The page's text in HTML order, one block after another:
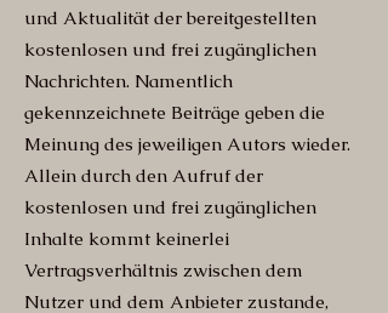
und Aktualität der bereitgestellten
kostenlosen und frei zugänglichen
Nachrichten. Namentlich
gekennzeichnete Beiträge geben die
Meinung des jeweiligen Autors wieder.
Allein durch den Aufruf der
kostenlosen und frei zugänglichen
Inhalte kommt keinerlei
Vertragsverhältnis zwischen dem
Nutzer und dem Anbieter zustande,